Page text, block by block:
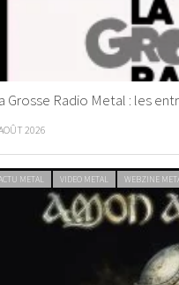
Grosse Radio Metal : les
2026
METAL VIDEO METAL WEBZINE